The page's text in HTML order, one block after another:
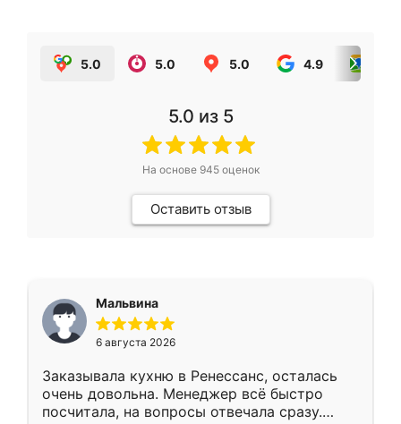
5.0 5.0 5.0 4.9
5.0 из 5
На основе 945оценок
Оставить отзыв
Мальвина
6 августа 2026
Заказывала кухню в Ренессанс, осталась
очень довольна. Менеджер всё быстро
посчитала, на вопросы отвечала сразу.